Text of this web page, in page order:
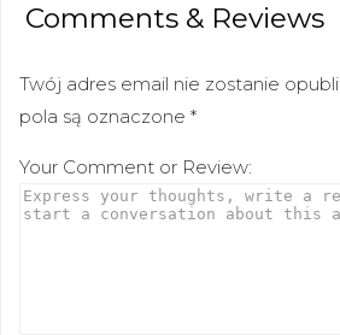
Comments & Reviews
Twój adres email nie zostanie
pola są oznaczone *
Your Comment or Review: